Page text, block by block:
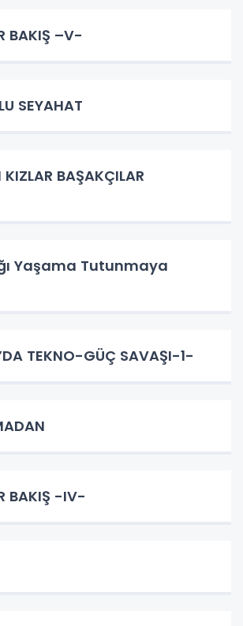
BAKIŞ –V-
SEYAHAT
KIZLAR BAŞAKÇILAR
Yaşama Tutunmaya
TEKNO-GÜÇ SAVAŞI-1-
BAKIŞ -IV-